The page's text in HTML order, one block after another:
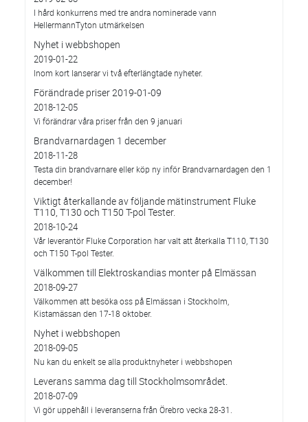
I hård konkurrens med tre andra nominerade vann
HellermannTyton utmärkelsen
Nyhet i webbshopen
2019-01-22
Inom kort lanserar vi två efterlängtade nyheter.
Förändrade priser 2019-01-09
2018-12-05
Vi förändrar våra priser från den 9 januari
Brandvarnardagen 1 december
2018-11-28
Testa din brandvarnare eller köp ny inför Brandvarnardagen den 1
december!
Viktigt återkallande av följande mätinstrument Fluke
T110, T130 och T150 T-pol Tester.
2018-10-24
Vår leverantör Fluke Corporation har valt att återkalla T110, T130
och T150 T-pol Tester.
Välkommen till Elektroskandias monter på Elmässan
2018-09-27
Välkommen att besöka oss på Elmässan i Stockholm,
Kistamässan den 17-18 oktober.
Nyhet i webbshopen
2018-09-05
Nu kan du enkelt se alla produktnyheter i webbshopen
Leverans samma dag till Stockholmsområdet.
2018-07-09
Vi gör uppehåll i leveranserna från Örebro vecka 28-31.